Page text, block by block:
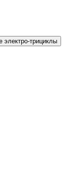
электро‑трициклы